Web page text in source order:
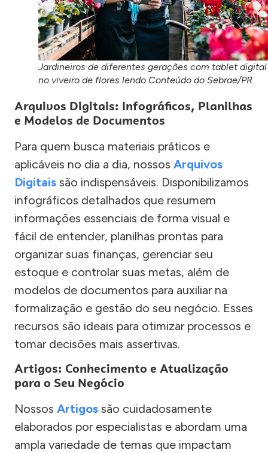
Jardineiros de diferentes gerações com tablet digital
no viveiro de flores lendo Conteúdo do Sebrae/PR.
Arquivos Digitais: Infográficos, Planilhas
e Modelos de Documentos
Para quem busca materiais práticos e
aplicáveis no dia a dia, nossos Arquivos
Digitais são indispensáveis. Disponibilizamos
infográficos detalhados que resumem
informações essenciais de forma visual e
fácil de entender, planilhas prontas para
organizar suas finanças, gerenciar seu
estoque e controlar suas metas, além de
modelos de documentos para auxiliar na
formalização e gestão do seu negócio. Esses
recursos são ideais para otimizar processos e
tomar decisões mais assertivas.
Artigos: Conhecimento e Atualização
para o Seu Negócio
Nossos Artigos são cuidadosamente
elaborados por especialistas e abordam uma
ampla variedade de temas que impactam